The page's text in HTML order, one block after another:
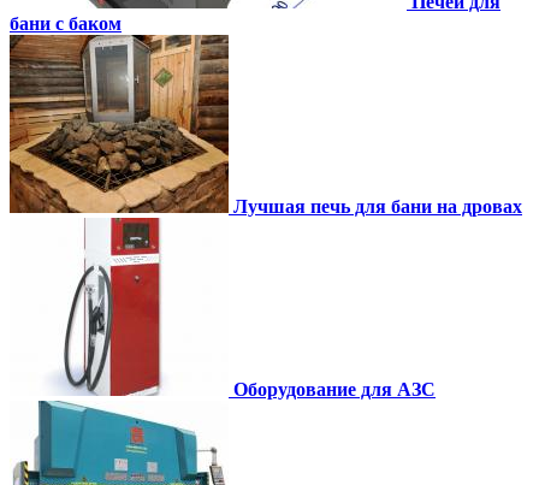
бани с баком
Лучшая печь для бани на дровах
Оборудование для АЗС